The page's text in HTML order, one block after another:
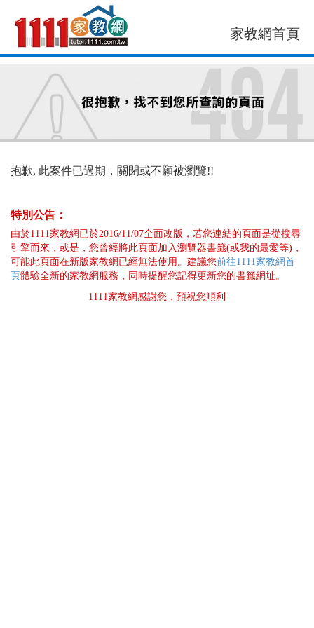
家教網首頁
找老師
找案件
抱歉, 此案件已過期，關閉或不願被瀏覽!!
特別公告：
由於1111家教網已於2016/11/07全面改版，若您連結的頁面是從搜尋
引擎而來，或是，您曾經將此頁面加入瀏覽器書籤(或我的最愛等)，
可能此頁面在新版家教網已經無法使用。建議您前往1111家教網首
頁體驗全新的家教網服務，同時提醒您記得更新您的書籤網址。
1111家教網感謝您，預祝您順利